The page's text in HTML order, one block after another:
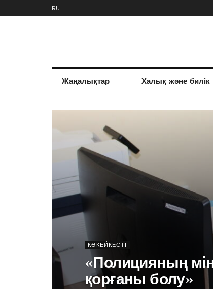
RU
Жаңалықтар Халық және билік
КӨКЕЙКЕСТІ
«Полицияның
қорғаны болу»